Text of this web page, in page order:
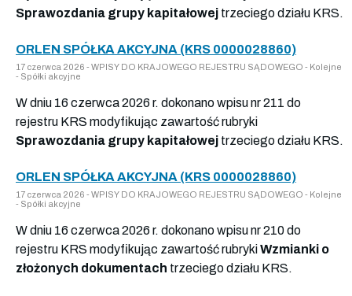
Sprawozdania grupy kapitałowej trzeciego działu KRS.
ORLEN SPÓŁKA AKCYJNA (KRS 0000028860)
17 czerwca 2026 - WPISY DO KRAJOWEGO REJESTRU SĄDOWEGO - Kolejne
- Spółki akcyjne
W dniu 16 czerwca 2026 r. dokonano wpisu nr 211 do
rejestru KRS modyfikując zawartość rubryki
Sprawozdania grupy kapitałowej trzeciego działu KRS.
ORLEN SPÓŁKA AKCYJNA (KRS 0000028860)
17 czerwca 2026 - WPISY DO KRAJOWEGO REJESTRU SĄDOWEGO - Kolejne
- Spółki akcyjne
W dniu 16 czerwca 2026 r. dokonano wpisu nr 210 do
rejestru KRS modyfikując zawartość rubrykiWzmianki o
złożonych dokumentach trzeciego działu KRS.